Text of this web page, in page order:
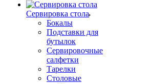
Сервировка стола
Бокалы
Подставки для
бутылок
Сервировочные
салфетки
Тарелки
Столовые